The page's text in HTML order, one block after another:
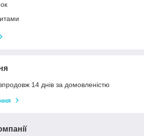
14 днів за домовленістю